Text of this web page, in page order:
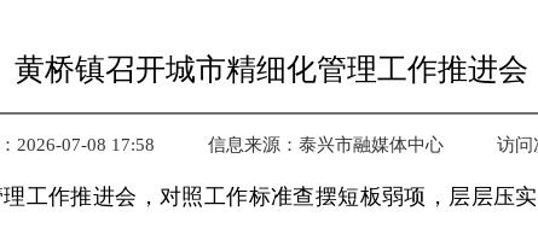
黄桥镇召开城市精细化管理工作推进会
2026-07-08 17:58 信息来源：泰兴市融媒体中心 访问
工作推进会，对照工作标准查摆短板弱项，层层压